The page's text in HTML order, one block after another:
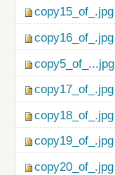
copy15_of_.jpg
copy16_of_.jpg
copy5_of_...jpg
copy17_of_.jpg
copy18_of_.jpg
copy19_of_.jpg
copy20_of_.jpg